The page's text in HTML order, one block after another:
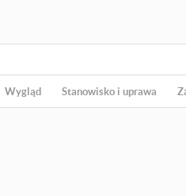
Wygląd Stanowisko i uprawa